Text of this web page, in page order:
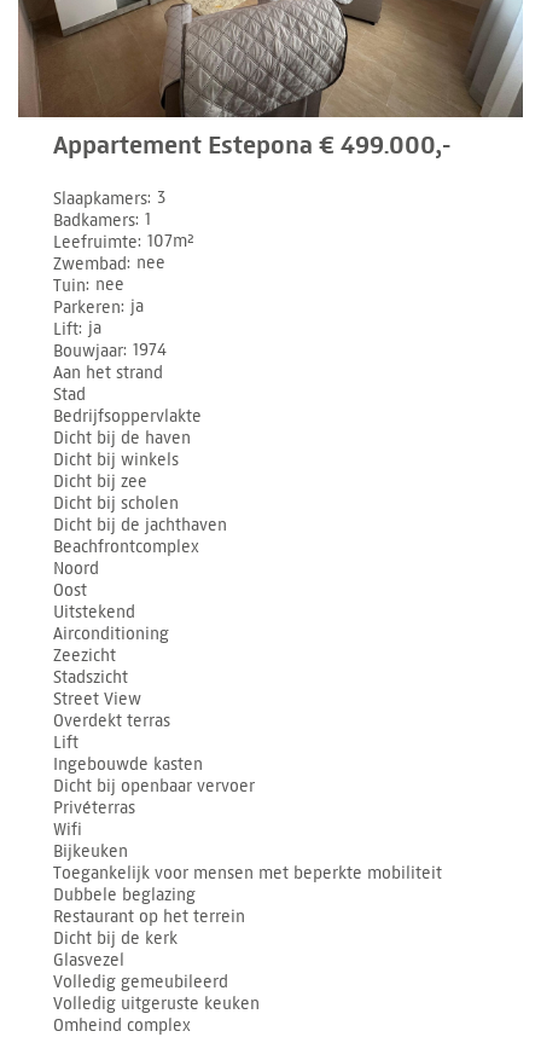
Appartement Estepona € 499.000,-
Slaapkamers 3
Badkamers 1
Leefruimte 107m²
Zwembad nee
Tuin nee
Parkeren ja
Lift ja
Bouwjaar 1974
Aan het strand
Stad
Bedrijfsoppervlakte
Dicht bij de haven
Dicht bij winkels
Dicht bij zee
Dicht bij scholen
Dicht bij de jachthaven
Beachfrontcomplex
Noord
Oost
Uitstekend
Airconditioning
Zeezicht
Stadszicht
Street View
Overdekt terras
Lift
Ingebouwde kasten
Dicht bij openbaar vervoer
Privéterras
Wifi
Bijkeuken
Toegankelijk voor mensen met beperkte mobiliteit
Dubbele beglazing
Restaurant op het terrein
Dicht bij de kerk
Glasvezel
Volledig gemeubileerd
Volledig uitgeruste keuken
Omheind complex